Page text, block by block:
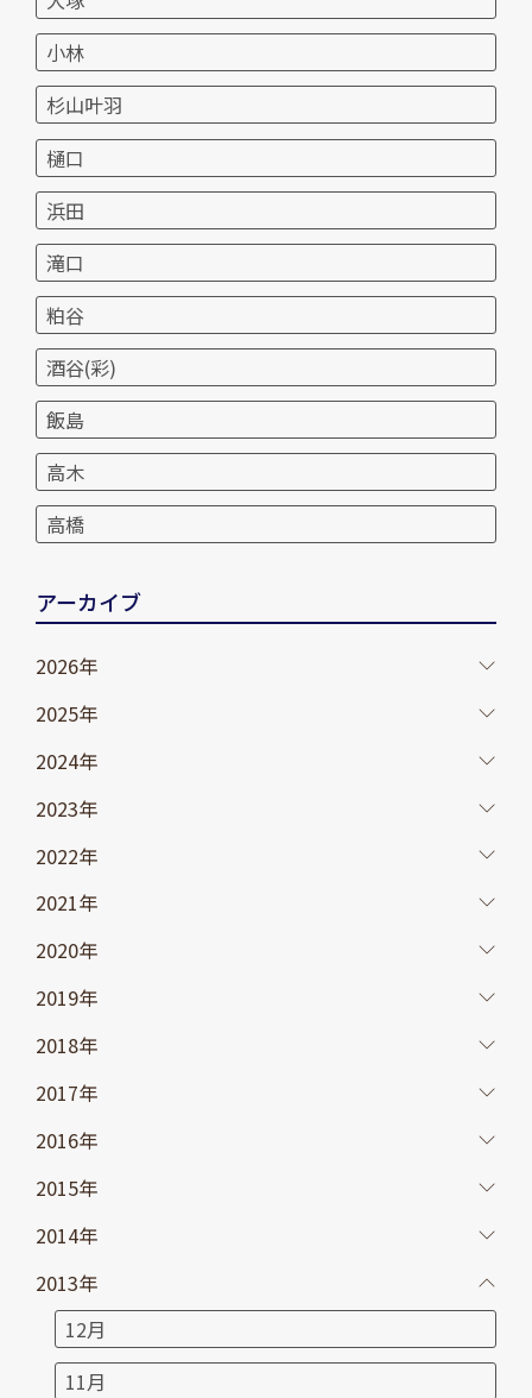
小林
杉山叶羽
樋口
浜田
滝口
粕谷
酒谷(彩)
飯島
高木
高橋
アーカイブ
2026年
2025年
2024年
2023年
2022年
2021年
2020年
2019年
2018年
2017年
2016年
2015年
2014年
2013年
12月
11月